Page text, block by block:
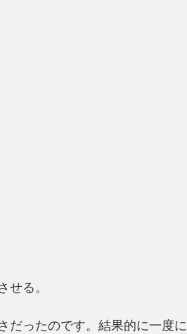
る。
だったのです。結果的に一度に